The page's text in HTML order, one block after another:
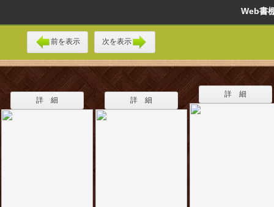
Web
前を表示 次を表示
詳 細 詳 細
詳 細